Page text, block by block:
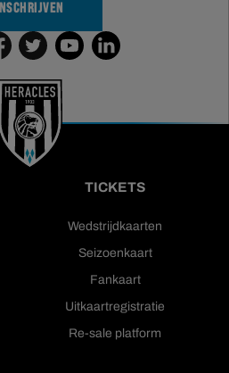
INSCHRIJVEN
TICKETS
Wedstrijdkaarten
Seizoenkaart
Fankaart
Uitkaartregistratie
Re-sale platform